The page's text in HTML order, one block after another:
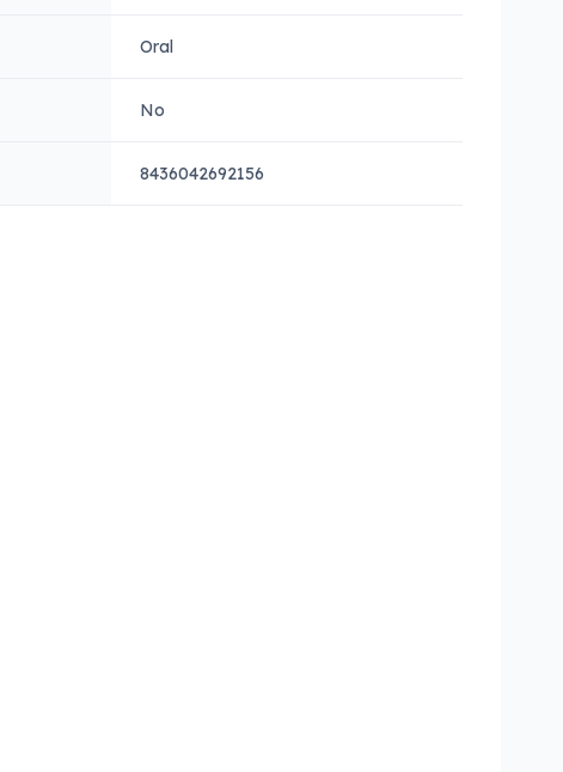
Oral
No
8436042692156